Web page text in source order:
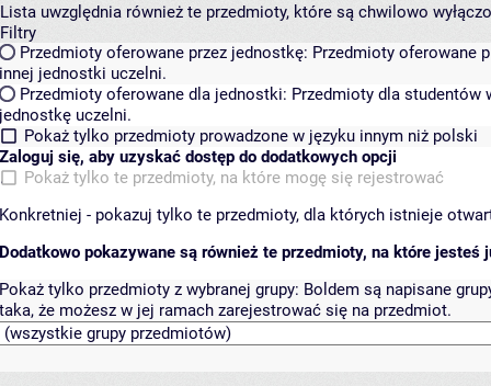
Lista uwzględnia również te przedmioty, które są chwilowo
Filtry
Przedmioty oferowane przez jednostkę: Przedmioty oferowane
innej jednostki uczelni.
Przedmioty oferowane dla jednostki: Przedmioty dla studentów
jednostkę uczelni.
Pokaż tylko przedmioty prowadzone w języku innym niż polski
Zaloguj się, aby uzyskać dostęp do dodatkowych opcji
Pokaż tylko te przedmioty, na które mogę się rejestrować
Konkretniej - pokazuj tylko te przedmioty, dla których istnieje
Dodatkowo pokazywane są również te przedmioty, na które jesteś
Pokaż tylko przedmioty z wybranej grupy: Boldem są napisane
taka, że możesz w jej ramach zarejestrować się na przedmiot.